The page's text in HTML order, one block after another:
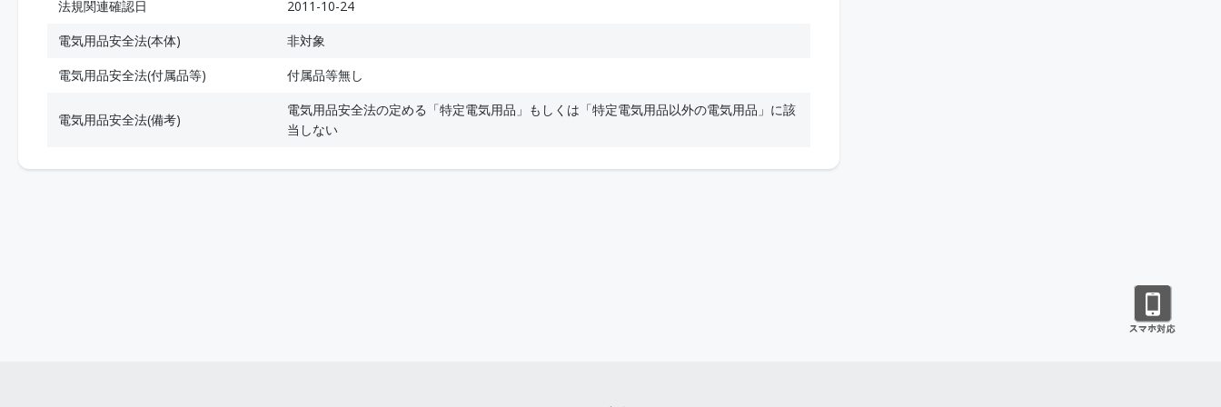
法規関連確認日
2011-10-24
電気用品安全法(本体)
非対象
電気用品安全法(付属品等)
付属品等無し
電気用品安全法(備考)
電気用品安全法の定める「特定電気用品」もしくは「特定電気用品以外の電気用品」に該
当しない